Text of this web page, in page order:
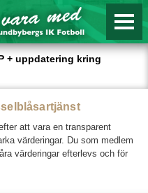
+ uppdatering kring
att vara en transparent
värderingar. Du som medlem
värderingar efterlevs och för